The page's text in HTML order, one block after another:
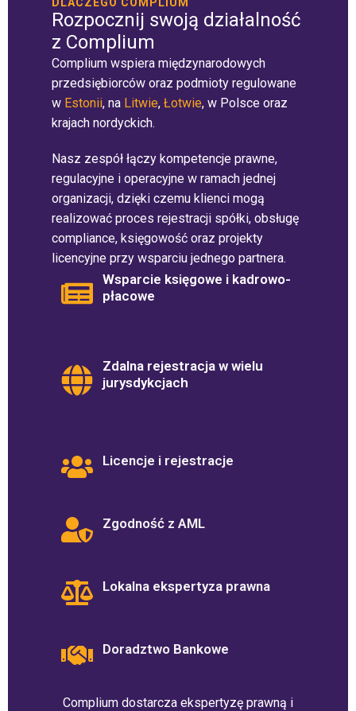
Rozpocznij swoją działalność
z Complium
Complium wspiera międzynarodowych
przedsiębiorców oraz podmioty regulowane
w Estonii, na Litwie, Łotwie, w Polsce oraz
krajach nordyckich.
Nasz zespół łączy kompetencje prawne,
regulacyjne i operacyjne w ramach jednej
organizacji, dzięki czemu klienci mogą
realizować proces rejestracji spółki, obsługę
compliance, księgowość oraz projekty
licencyjne przy wsparciu jednego partnera.
Wsparcie księgowe i kadrowo-
płacowe
Zdalna rejestracja w wielu
jurysdykcjach
Licencje i rejestracje
Zgodność z AML
Lokalna ekspertyza prawna
Doradztwo Bankowe
Complium dostarcza ekspertyzę prawną i